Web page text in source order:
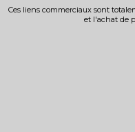
Ces liens commerciaux sont
et l'achat de